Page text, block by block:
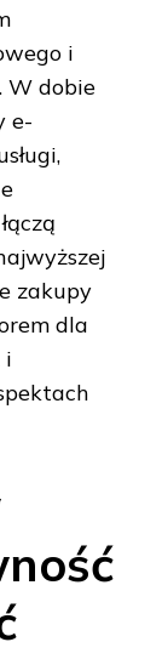
i
W dobie
e-
zakupy
dla
i